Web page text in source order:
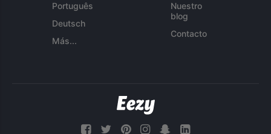
Português
Deutsch
Más...
Nuestro
blog
Contacto